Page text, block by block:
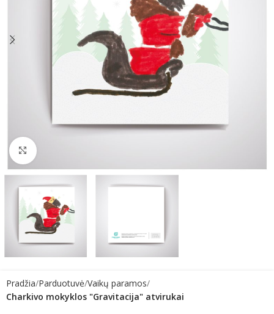
Click to enlarge
Pradžia Parduotuvė Vaikų paramos
Charkivo mokyklos "Gravitacija" atvirukai